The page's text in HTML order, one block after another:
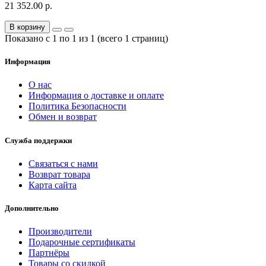
21 352.00 р.
В корзину
Показано с 1 по 1 из 1 (всего 1 страниц)
Информация
О нас
Информация о доставке и оплате
Политика Безопасности
Обмен и возврат
Служба поддержки
Связаться с нами
Возврат товара
Карта сайта
Дополнительно
Производители
Подарочные сертификаты
Партнёры
Товары со скидкой